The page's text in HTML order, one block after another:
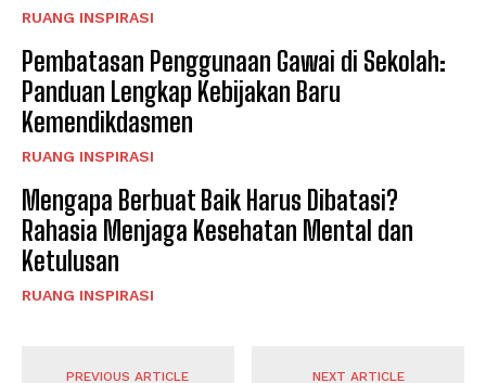
RUANG INSPIRASI
Pembatasan Penggunaan Gawai di Sekolah:
Panduan Lengkap Kebijakan Baru
Kemendikdasmen
RUANG INSPIRASI
Mengapa Berbuat Baik Harus Dibatasi?
Rahasia Menjaga Kesehatan Mental dan
Ketulusan
RUANG INSPIRASI
PREVIOUS ARTICLE NEXT ARTICLE